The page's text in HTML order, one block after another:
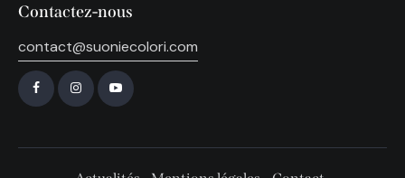
Contactez-nous
contact@suoniecolori.com